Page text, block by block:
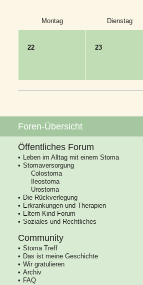
Montag Dienstag
22 23
Foren-Übersicht
Öffentliches Forum
Leben im Alltag mit einem Stoma
Stomaversorgung
Colostoma
Ileostoma
Urostoma
Die Rückverlegung
Erkrankungen und Therapien
Eltern-Kind Forum
Soziales und Rechtliches
Community
Stoma Treff
Das ist meine Geschichte
Wir gratulieren
Archiv
FAQ